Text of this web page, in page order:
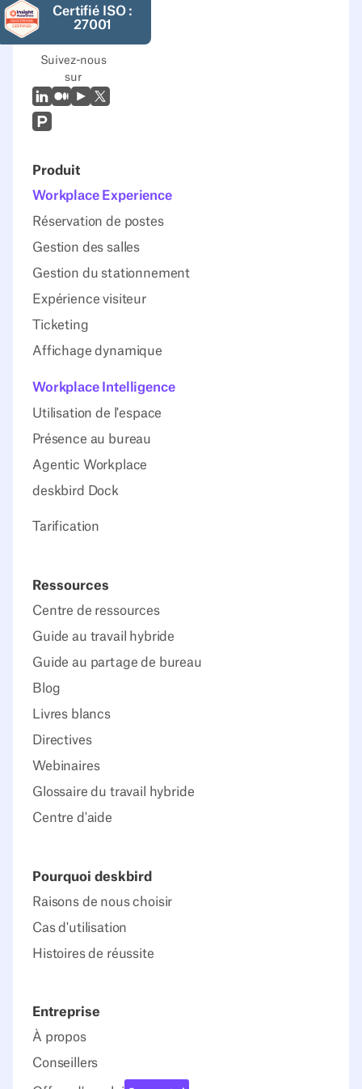
Certifié ISO :
27001
Suivez-nous
sur
LinkedIn
MoyenYoutubeX (Twitter)
Prodcut Hunt
Produit
Workplace Experience
Réservation de postes
Gestion des salles
Gestion du stationnement
Expérience visiteur
Ticketing
Affichage dynamique
Workplace Intelligence
Utilisation de l'espace
Présence au bureau
Agentic Workplace
deskbird Dock
Tarification
Ressources
Centre de ressources
Guide au travail hybride
Guide au partage de bureau
Blog
Livres blancs
Directives
Webinaires
Glossaire du travail hybride
Centre d'aide
Pourquoi deskbird
Raisons de nous choisir
Cas d'utilisation
Histoires de réussite
Entreprise
À propos
Conseillers